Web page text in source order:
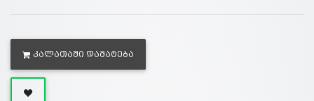
ᲙᲐᲚᲐᲗᲐᲨᲘ ᲓᲐᲛᲐᲢᲔᲑᲐ